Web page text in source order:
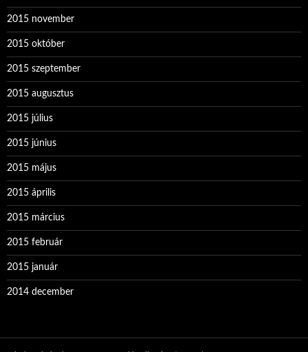
2015 november
2015 október
2015 szeptember
2015 augusztus
2015 július
2015 június
2015 május
2015 április
2015 március
2015 február
2015 január
2014 december